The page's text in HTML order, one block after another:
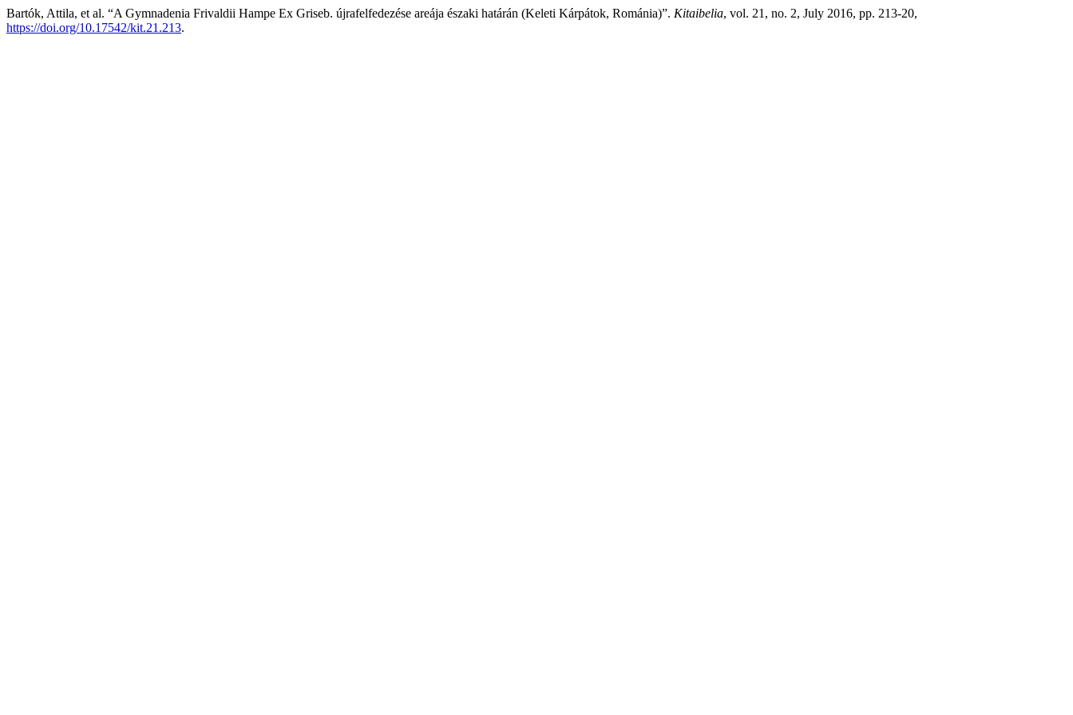
Bartók, Attila, et al. “A Gymnadenia Frivaldii Hampe Ex Griseb. újrafelfedezése areája északi határán (Keleti Kárpátok, Románia)”. Kitaibelia, vol. 21, no. 2, July 2016, pp. 213-20,
https://doi.org/10.17542/kit.21.213.